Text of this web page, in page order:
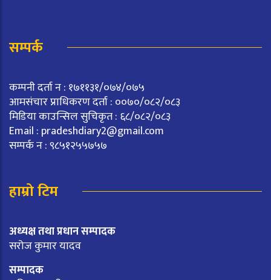
सम्पर्क
कम्पनी दर्ता न : १७११३१/०७४/०७५
आमसंचार प्राधिकरण दर्ता : ००७०/०८२/०८३
मिडिया काउन्सिल सुचिकृत : ६८/०८२/०८३
Email : pradeshdiary2@gmail.com
सम्पर्क न : ९८५१२५५७५७
हाम्रो टिम
अध्यक्ष तथा प्रधान सम्पादक
सरोज कुमार यादव
सम्पादक